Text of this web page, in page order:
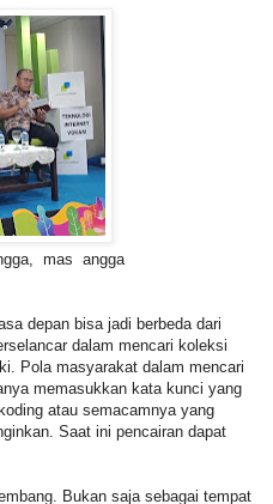
mas angga
depan bisa jadi berbeda dari
dalam mencari koleksi
Pola masyarakat dalam mencari
memasukkan kata kunci yang
atau semacamnya yang
Saat ini pencairan dapat
Bukan saja sebagai tempat